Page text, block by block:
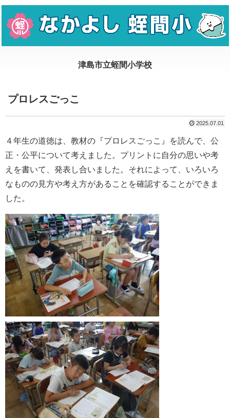
プロレスごっこ
2025.07.01
４年生の道徳は、教材の『プロレスごっこ』を読んで、公
正・公平について考えました。プリントに自分の思いや考
えを書いて、発表し合いました。それによって、いろいろ
なものの見方や考え方があることを確認することができま
した。